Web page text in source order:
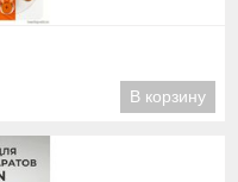
В корзину